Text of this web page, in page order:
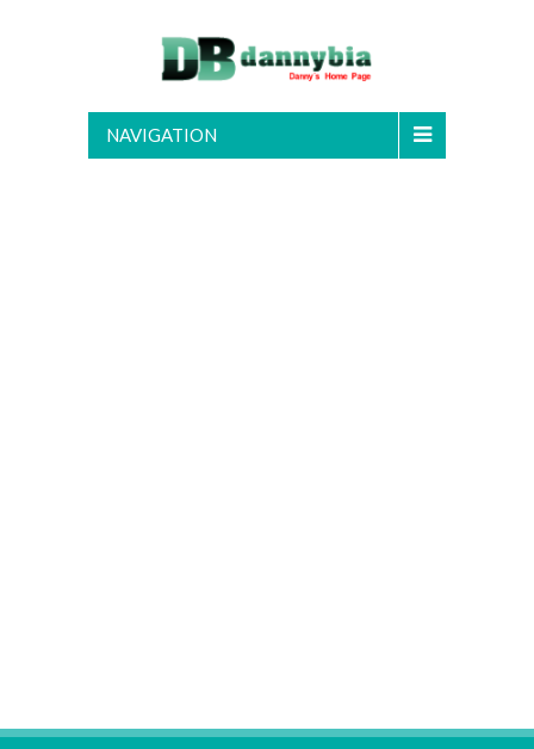
NAVIGATION